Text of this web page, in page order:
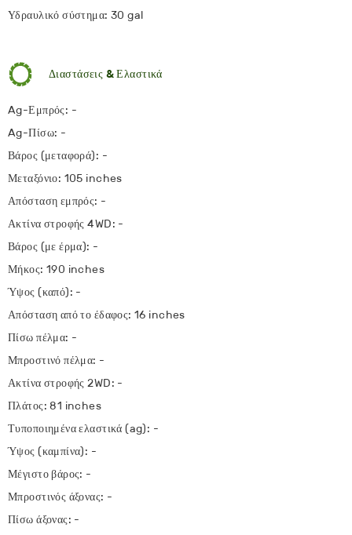
Υδραυλικό σύστημα: 30 gal
Διαστάσεις & Ελαστικά
Ag-Εμπρός: -
Ag-Πίσω: -
Βάρος (μεταφορά): -
Μεταξόνιο: 105 inches
Απόσταση εμπρός: -
Ακτίνα στροφής 4WD: -
Βάρος (με έρμα): -
Μήκος: 190 inches
Ύψος (καπό): -
Απόσταση από το έδαφος: 16 inches
Πίσω πέλμα: -
Μπροστινό πέλμα: -
Ακτίνα στροφής 2WD: -
Πλάτος: 81 inches
Τυποποιημένα ελαστικά (ag): -
Ύψος (καμπίνα): -
Μέγιστο βάρος: -
Μπροστινός άξονας: -
Πίσω άξονας: -